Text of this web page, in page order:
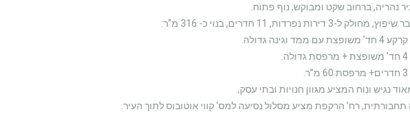
נהריה, ברחוב שקט ומבוקש, נוף פתוח.
ל-3 דירות נפרדות, 11 חדרים, בנוי כ- 316 מ”ר:
נגיש ונוח המציע מגוון חנויות ובתי עסק,
תחבורתית, רח’ הרקפת מציע מסלול נסיעה למס’ קווי אוטובוס לתוך העיר.